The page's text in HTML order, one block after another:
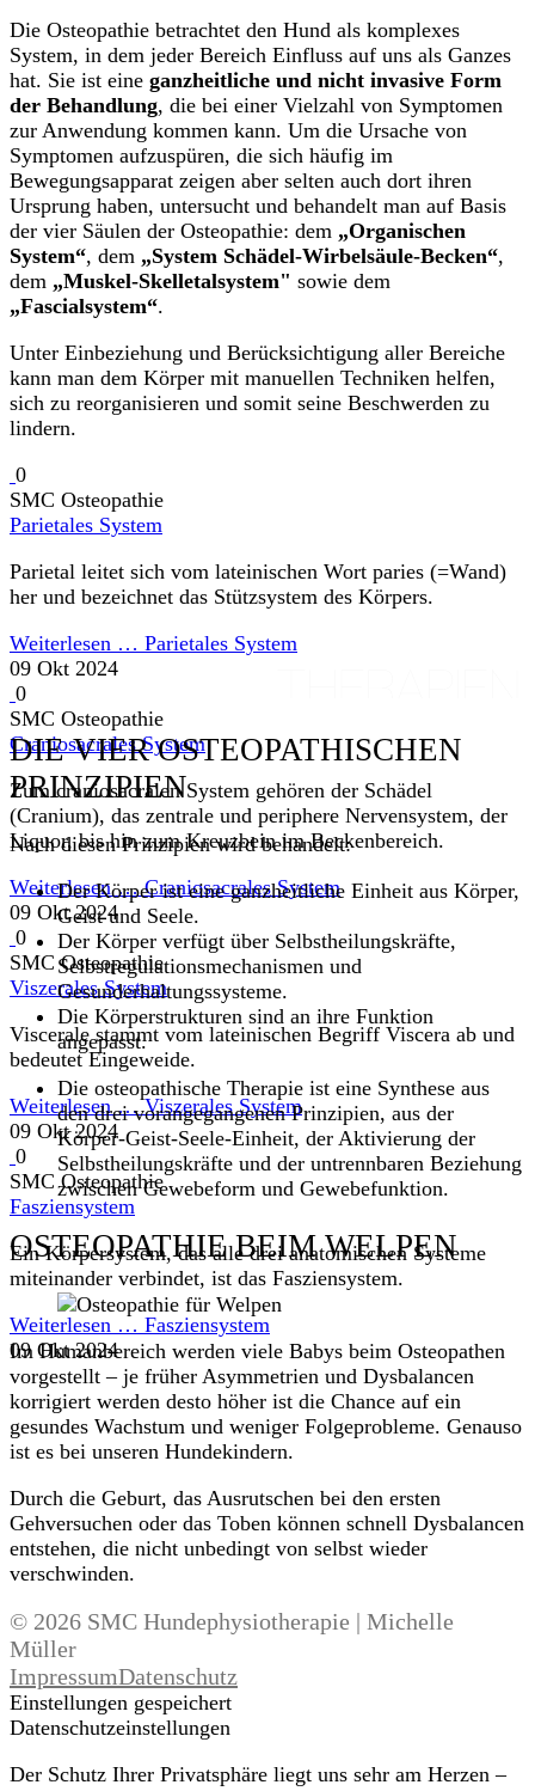
Die Osteopathie betrachtet den Hund als komplexes
System, in dem jeder Bereich Einfluss auf uns als Ganzes
hat. Sie ist eine ganzheitliche und nicht invasive Form
der Behandlung, die bei einer Vielzahl von Symptomen
zur Anwendung kommen kann. Um die Ursache von
Symptomen aufzuspüren, die sich häufig im
Bewegungsapparat zeigen aber selten auch dort ihren
Ursprung haben, untersucht und behandelt man auf Basis
der vier Säulen der Osteopathie: dem „Organischen
System“, dem „System Schädel-Wirbelsäule-Becken“,
dem „Muskel-Skelletalsystem" sowie dem
„Fascialsystem“.
Unter Einbeziehung und Berücksichtigung aller Bereiche
kann man dem Körper mit manuellen Techniken helfen,
sich zu reorganisieren und somit seine Beschwerden zu
lindern.
0
SMC Osteopathie
Parietales System
Parietal leitet sich vom lateinischen Wort paries (=Wand)
her und bezeichnet das Stützsystem des Körpers.
Weiterlesen … Parietales System
09 Okt 2024
0
SMC Osteopathie
Craniosacrales System
Zum craniosacralen System gehören der Schädel
(Cranium), das zentrale und periphere Nervensystem, der
Liquor, bis hin zum Kreuzbein im Beckenbereich.
Weiterlesen …Craniosacrales System
09 Okt 2024
0
SMC Osteopathie
Viszerales System
Viscerale stammt vom lateinischen Begriff Viscera ab und
bedeutet Eingeweide.
Weiterlesen …Viszerales System
09 Okt 2024
0
SMC Osteopathie
Fasziensystem
Ein Körpersystem, das alle drei anatomischen Systeme
miteinander verbindet, ist das Fasziensystem.
Weiterlesen … Fasziensystem
09 Okt 2024
DIE VIER OSTEOPATHISCHEN
PRINZIPIEN
Nach diesen Prinzipien wird behandelt:
Der Körper ist eine ganzheitliche Einheit aus Körper,
Geist und Seele.
Der Körper verfügt über Selbstheilungskräfte,
Selbstregulationsmechanismen und
Gesunderhaltungssysteme.
Die Körperstrukturen sind an ihre Funktion
angepasst.
Die osteopathische Therapie ist eine Synthese aus
den drei vorangegangenen Prinzipien, aus der
Körper-Geist-Seele-Einheit, der Aktivierung der
Selbstheilungskräfte und der untrennbaren Beziehung
zwischen Gewebeform und Gewebefunktion.
OSTEOPATHIE BEIM WELPEN
Im Humanbereich werden viele Babys beim Osteopathen
vorgestellt – je früher Asymmetrien und Dysbalancen
korrigiert werden desto höher ist die Chance auf ein
gesundes Wachstum und weniger Folgeprobleme. Genauso
ist es bei unseren Hundekindern.
Durch die Geburt, das Ausrutschen bei den ersten
Gehversuchen oder das Toben können schnell Dysbalancen
entstehen, die nicht unbedingt von selbst wieder
verschwinden.
© 2026 SMC Hundephysiotherapie | Michelle
Müller
ImpressumDatenschutz
Einstellungen gespeichert
Datenschutzeinstellungen
Der Schutz Ihrer Privatsphäre liegt uns sehr am Herzen –